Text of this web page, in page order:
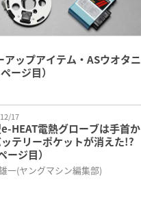
ップアイテム・ASウオタニ
ージ目）
17
HEAT電熱グローブは手首か
テリーポケットが消えた!?
ージ目）
一(ヤングマシン編集部)